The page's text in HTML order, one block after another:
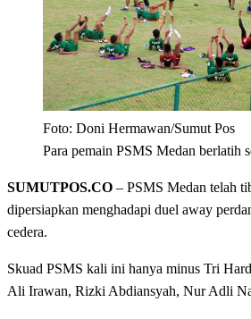
Foto: Doni Hermawan/Sumut Pos
Para pemain PSMS Medan berlatih
SUMUTPOS.CO – PSMS Medan telah
dipersiapkan menghadapi duel away
cedera.
Skuad PSMS kali ini hanya minus Tri
Ali Irawan, Rizki Abdiansyah, Nur Adli